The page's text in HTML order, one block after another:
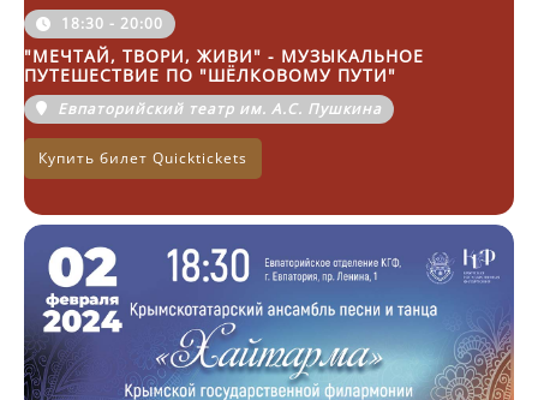
18:30 - 20:00
"МЕЧТАЙ, ТВОРИ, ЖИВИ" - МУЗЫКАЛЬНОЕ
ПУТЕШЕСТВИЕ ПО "ШЁЛКОВОМУ ПУТИ"
Евпаторийский театр им. А.С. Пушкина
Купить билет Quicktickets